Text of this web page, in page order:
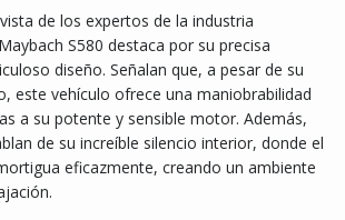
de los expertos de la industria
S580 destaca por su precisa
diseño. Señalan que, a pesar de su
este vehículo ofrece una maniobrabilidad
a su potente y sensible motor. Además,
de su increíble silencio interior, donde el
eficazmente, creando un ambiente